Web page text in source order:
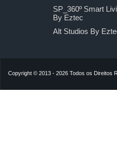
SP_360º Smart
By Eztec
Alt Studios By
Copyright © 2013 - 2026 Todos os Direitos